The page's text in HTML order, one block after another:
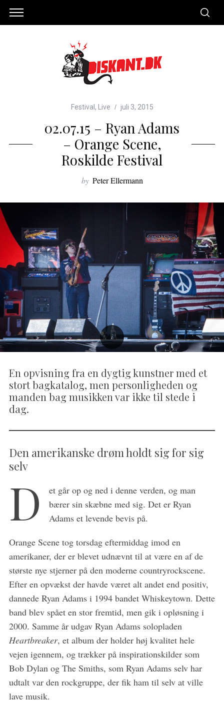
Festival , Live juli 3, 2015
02.07.15 – Ryan Adams
– Orange Scene,
Roskilde Festival
by Peter Ellermann
En opvisning fra en dygtig kunstner med et
stort bagkatalog, men personligheden og
manden bag musikken var ikke til stede i
dag.
Den amerikanske drøm holdt sig for sig
selv
D
et går op og ned i denne verden, og man
bærer sin skæbne med sig. Det er Ryan
Adams et levende bevis på.
Orange Scene tog torsdag eftermiddag imod en
amerikaner, der er blevet udnævnt til at være en af de
største nye stjerner på den moderne countryrockscene.
Efter en opvækst der havde været alt andet end positiv,
dannede Ryan Adams i 1994 bandet Whiskeytown. Dette
band blev spået en stor fremtid, men gik i opløsning i
2000. Samme år udgav Ryan Adams solopladen
Heartbreaker, et album der holder høj kvalitet hele
vejen igennem, og trækker på inspirationskilder som
Bob Dylan og The Smiths, som Ryan Adams selv har
udtalt var den rockgruppe, der fik ham til selv at ville
lave musik.